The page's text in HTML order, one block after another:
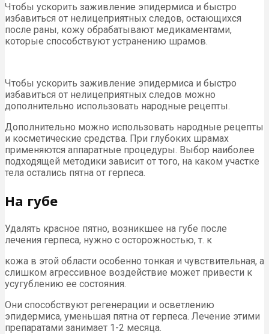
Чтобы ускорить заживление эпидермиса и быстро
избавиться от нелицеприятных следов, остающихся
после раны, кожу обрабатывают медикаментами,
которые способствуют устранению шрамов.
Чтобы ускорить заживление эпидермиса и быстро
избавиться от нелицеприятных следов можно
дополнительно использовать народные рецепты.
Дополнительно можно использовать народные рецепты
и косметические средства. При глубоких шрамах
применяются аппаратные процедуры. Выбор наиболее
подходящей методики зависит от того, на каком участке
тела остались пятна от герпеса.
На губе
Удалять красное пятно, возникшее на губе после
лечения герпеса, нужно с осторожностью, т. к
кожа в этой области особенно тонкая и чувствительная, а
слишком агрессивное воздействие может привести к
усугублению ее состояния.
Они способствуют регенерации и осветлению
эпидермиса, уменьшая пятна от герпеса. Лечение этими
препаратами занимает 1-2 месяца.